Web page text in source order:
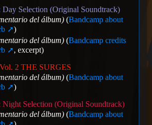
Day Selection (Original Soundtrack)
del álbum) (Bandcamp about
)
del álbum) (Bandcamp credits
, excerpt)
2 THE SURGES
del álbum) (Bandcamp about
)
Night Selection (Original Soundtrack)
del álbum) (Bandcamp about